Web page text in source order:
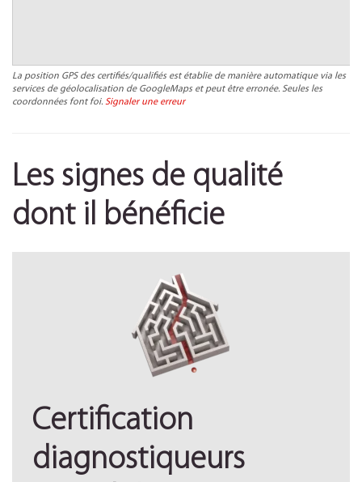
La position GPS des certifiés/qualifiés est établie de manière automatique via les
services de géolocalisation de GoogleMaps et peut être erronée. Seules les
coordonnées font foi. Signaler une erreur
Les signes de qualité
dont il bénéficie
Certification
diagnostiqueurs